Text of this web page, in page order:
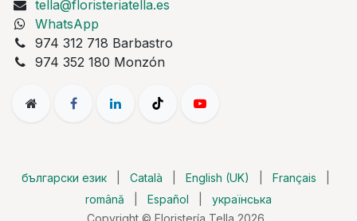
tella@floristeriatella.es
WhatsApp
974 312 718 Barbastro
974 352 180 Monzón
Copyright © Floristería Tella 2026
български език Català English (UK) Français
română
Español українська